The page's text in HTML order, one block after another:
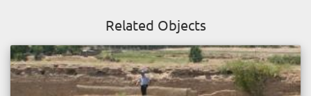
Related Objects